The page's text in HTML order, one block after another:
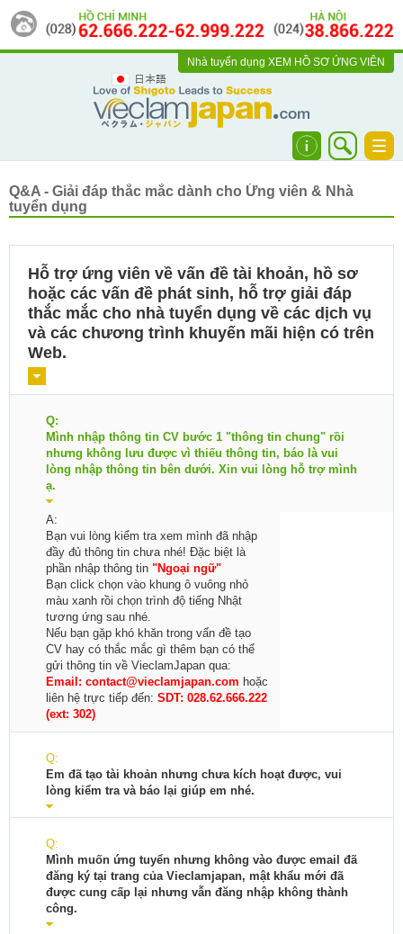
日本語
Nhà tuyển dụng XEM HỒ SƠ ỨNG VIÊN
Q&A - Giải đáp thắc mắc dành cho Ứng viên & Nhà
tuyển dụng
Hỗ trợ ứng viên về vấn đề tài khoản, hồ sơ
hoặc các vấn đề phát sinh, hỗ trợ giải đáp
thắc mắc cho nhà tuyển dụng về các dịch vụ
và các chương trình khuyến mãi hiện có trên
Web.
Q:
Mình nhập thông tin CV bước 1 "thông tin chung" rồi
nhưng không lưu được vì thiếu thông tin, báo là vui
lòng nhập thông tin bên dưới. Xin vui lòng hỗ trợ mình
ạ.
A:
Bạn vui lòng kiểm tra xem mình đã nhập
đầy đủ thông tin chưa nhé! Đặc biệt là
phần nhập thông tin "Ngoại ngữ"
Bạn click chọn vào khung ô vuông nhỏ
màu xanh rồi chọn trình độ tiếng Nhật
tương ứng sau nhé.
Nếu bạn gặp khó khăn trong vấn đề tạo
CV hay có thắc mắc gì thêm bạn có thể
gửi thông tin về VieclamJapan qua:
Email: contact@vieclamjapan.com hoặc
liên hệ trực tiếp đến: SDT: 028.62.666.222
(ext: 302)
Q:
Em đã tạo tài khoản nhưng chưa kích hoạt được, vui
lòng kiểm tra và báo lại giúp em nhé.
Q:
Mình muốn ứng tuyển nhưng không vào được email đã
đăng ký tại trang của Vieclamjapan, mật khẩu mới đã
được cung cấp lại nhưng vẫn đăng nhập không thành
công.